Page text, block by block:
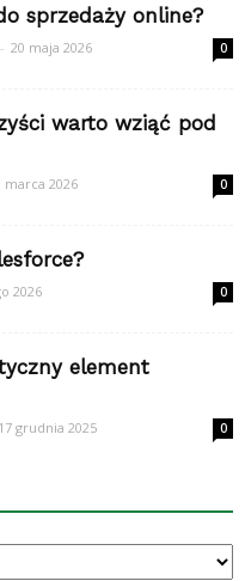
sprzedaży online?
- 20 maja 2026 0
warto wziąć pod
marca 2026 0
2026 0
element
17 grudnia 2025 0